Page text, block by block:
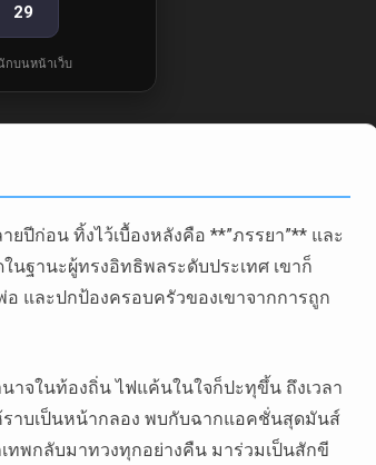
29
กบนหน้าเว็บ
ปีก่อน ทิ้งไว้เบื้องหลังคือ **”ภรรยา”** และ
นฐานะผู้ทรงอิทธิพลระดับประเทศ เขาก็
อ และปกป้องครอบครัวของเขาจากการถูก
าจในท้องถิ่น ไฟแค้นในใจก็ปะทุขึ้น ถึงเวลา
ราบเป็นหน้ากลอง พบกับฉากแอคชั่นสุดมันส์
ทพกลับมาทวงทุกอย่างคืน มาร่วมเป็นสักขี